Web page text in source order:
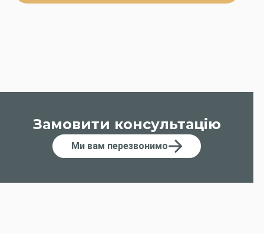
Замовити консультацію
Ми вам перезвонимо